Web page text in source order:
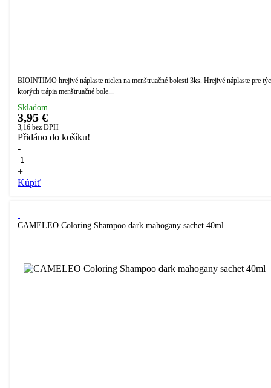
BIOINTIMO hrejivé náplaste nielen na menštruačné bolesti 3ks. Hrejivé náplaste pre
ktorých trápia menštruačné bole...
Skladom
3,95 €
3,16 bez DPH
Přidáno do košíku!
-
+
Kúpiť
CAMELEO Coloring Shampoo dark mahogany sachet 40ml